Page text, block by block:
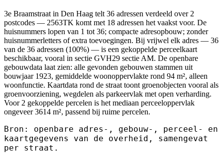
3e Braamstraat in Den Haag telt 36 adressen verdeeld over 2
postcodes — 2563TK komt met 18 adressen het vaakst voor. De
huisnummers lopen van 1 tot 36; compacte adresopbouw; zonder
huisnummerletters of extra toevoegingen. Bij vrijwel elk adres — 36
van de 36 adressen (100%) — is een gekoppelde perceelkaart
beschikbaar, vooral in sectie GVH29 sectie AM. De openbare
gebouwdata laat zien: alle gevonden gebouwen stammen uit
bouwjaar 1923, gemiddelde woonoppervlakte rond 94 m², alleen
woonfunctie. Kaartdata rond de straat toont groenobjecten vooral als
groenvoorziening, wegdelen als parkeervlak met open verharding.
Voor 2 gekoppelde percelen is het mediaan perceeloppervlak
ongeveer 3614 m², passend bij ruime percelen.
Bron: openbare adres-, gebouw-, perceel- en
kaartgegevens van de overheid, samengevat
per straat.